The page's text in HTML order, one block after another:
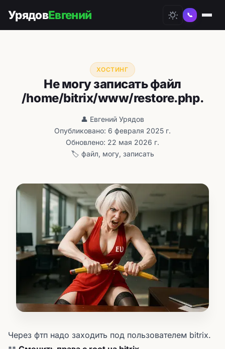
УрядовЕвгений 📞
ХОСТИНГ
Не могу записать файл
/home/bitrix/www/restore.php.
👤 Евгений Урядов
Опубликовано: 6 февраля 2025 г.
Обновлено: 22 мая 2026 г.
🏷️ файл, могу, записать
Через фтп надо заходить под пользователем bitrix.